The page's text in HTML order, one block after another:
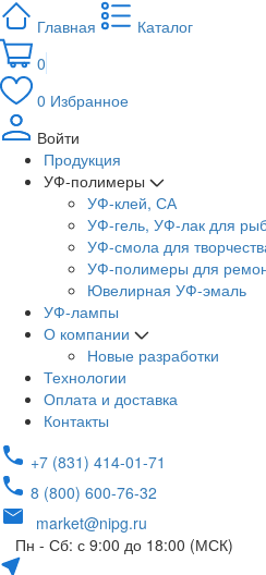
Главная
Каталог
0
0 Избранное
Войти
Продукция
УФ-полимеры
УФ-клей, СА
УФ-гель, УФ-лак для
УФ-смола для
УФ-полимеры для
Ювелирная УФ-эмаль
УФ-лампы
О компании
Новые разработки
Технологии
Оплата и доставка
Контакты
+7 (831) 414-01-71
8 (800) 600-76-32
market@nipg.ru
Пн - Сб: с 9:00 до 18:00 (МСК)